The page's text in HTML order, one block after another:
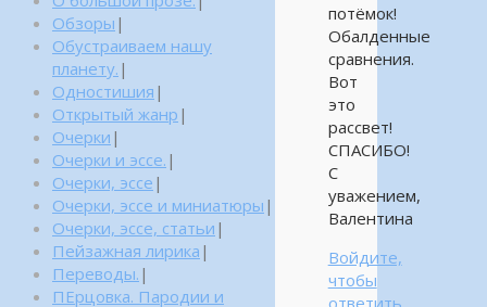
потёмок!
Обалденные
сравнения.
Вот
это
рассвет!
СПАСИБО!
С
уважением,
Валентина
Войдите,
чтобы
Обзоры |
Обустраиваем нашу
планету. |
Одностишия |
Открытый жанр |
Очерки |
Очерки и эссе. |
Очерки, эссе |
Очерки, эссе и миниатюры |
Очерки, эссе, статьи |
Пейзажная лирика |
Переводы. |
ПЕрцовка. Пародии и